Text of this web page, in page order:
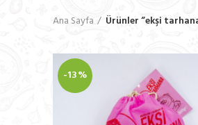
Ana Sayfa Ürünler “ekşi
-13%